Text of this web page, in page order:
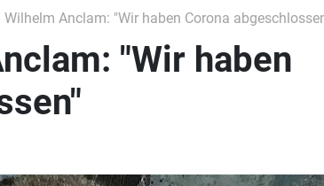
Anclam: "Wir haben Corona
"Wir haben